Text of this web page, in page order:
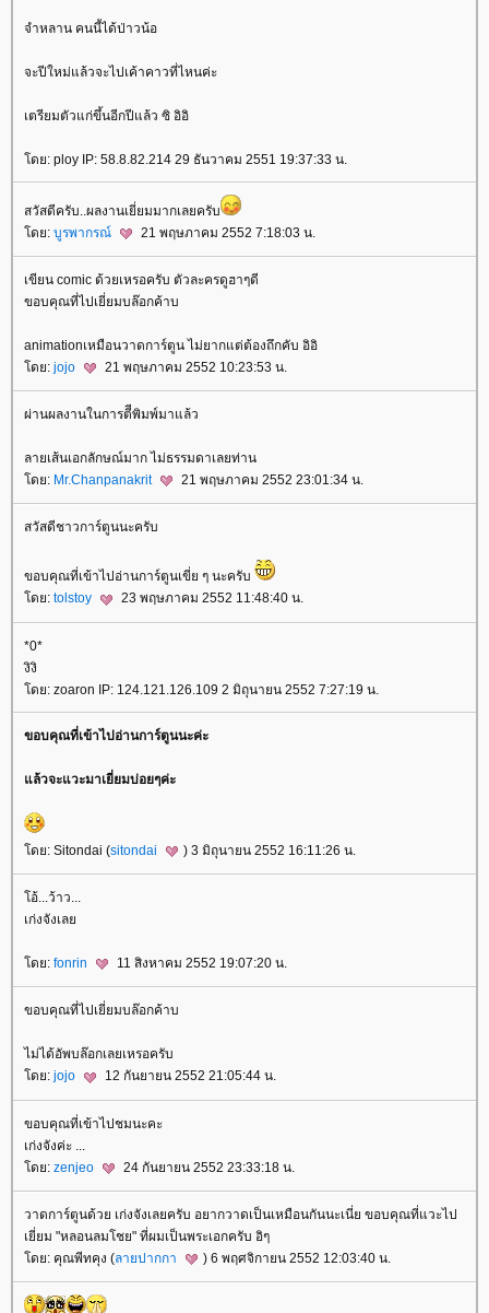
จำหลาน คนนี้ได้ป่าวน้อ
จะปีใหม่แล้วจะไปเค้าคาวที่ไหนค่ะ
เตรียมตัวแก่ขึ้นอีกปีแล้ว ซิ อิอิ
ดย: ploy IP: 58.8.82.214 29 ธันวาคม 2551 19:37:33 น.
สวัสดีครับ..ผลงานเยี่ยมมากเลยครับ
ดย: บูรพากรณ์ 21 พฤษภาคม 2552 7:18:03 น.
เขียน comic ด้วยเหรอครับ ตัวละครดูฮาๆดี
ขอบคุณที่ไปเยี่ยมบล๊อกค้าบ
animationเหมือนวาดการ์ตูน ไม่ยากแต่ต้องถึกคับ อิอิ
ดย: jojo 21 พฤษภาคม 2552 10:23:53 น.
ผ่านผลงานในการตีีพิมพ์มาแล้ว
ลายเส้นเอกลักษณ์มาก ไม่ธรรมดาเลยท่าน
ดย: Mr.Chanpanakrit 21 พฤษภาคม 2552 23:01:34 น.
สวัสดีชาวการ์ตูนนะครับ
ขอบคุณที่เข้าไปอ่านการ์ตูนเขี่ย ๆ นะครับ
ดย: tolstoy 23 พฤษภาคม 2552 11:48:40 น.
*0*
งิงิ
ดย: zoaron IP: 124.121.126.109 2 มิถุนายน 2552 7:27:19 น.
ขอบคุณที่เข้าไปอ่านการ์ตูนนะค่ะ
ล้วจะแวะมาเยี่ยมบ่อยๆค่ะ
ดย: Sitondai (sitondai ) 3 มิถุนายน 2552 16:11:26 น.
อ้...ว้าว...
เก่งจังเล
ดย: fonrin 11 สิงหาคม 2552 19:07:20 น.
ขอบคุณที่ไปเยี่ยมบล๊อกค้าบ
ไม่ได้อัพบล๊อกเลยเหรอครับ
ดย: jojo 12 กันยายน 2552 21:05:44 น.
ขอบคุณที่เข้าไปชมนะคะ
เก่งจังค่ะ ...
ดย: zenjeo 24 กันยายน 2552 23:33:18 น.
วาดการ์ตูนด้วย เก่งจังเลยครับ อยากวาดเป็นเหมือนกันนะเนี่ย ขอบคุณที่แวะไป
เยี่ยม "หลอนลมโชย" ที่ผมเป็นพระเอกครับ อิๆ
ดย: คุณพีทคุง (ลายปากกา ) 6 พฤศจิกายน 2552 12:03:40 น.